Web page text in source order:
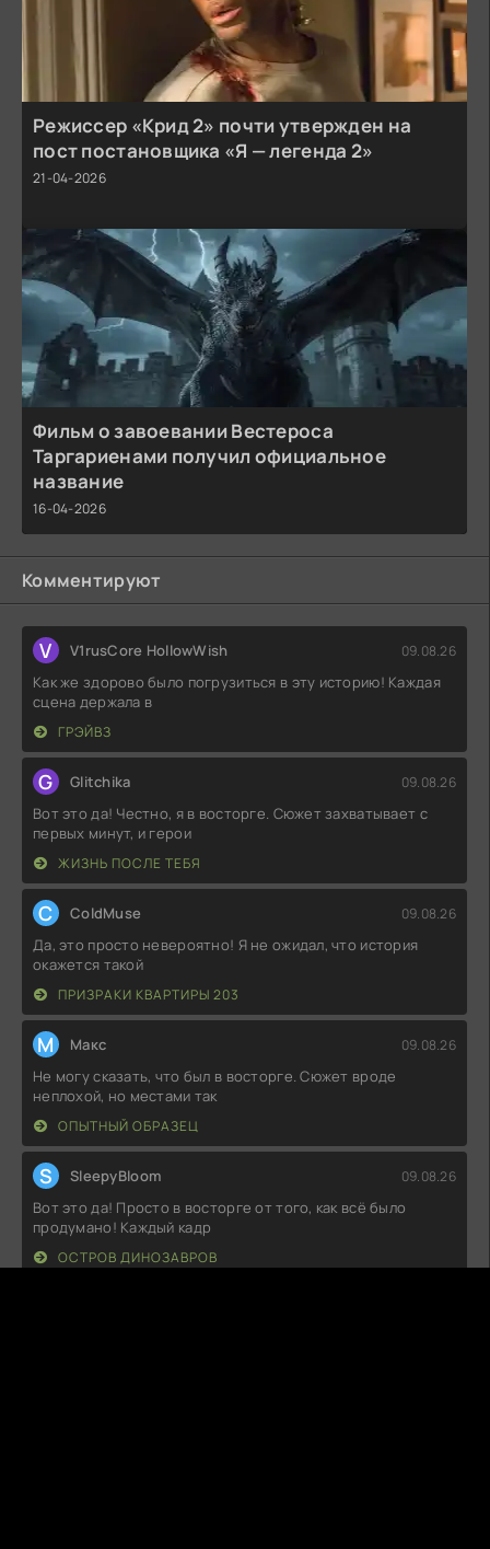
Режиссер «Крид 2» почти утвержден на
пост постановщика «Я — легенда 2»
21-04-2026
Фильм о завоевании Вестероса
Таргариенами получил официальное
название
16-04-2026
Комментируют
V V1rusCore HollowWish 09.08.26
Как же здорово было погрузиться в эту историю! Каждая
сцена держала в
ГРЭЙВЗ
G Glitchika 09.08.26
Вот это да! Честно, я в восторге. Сюжет захватывает с
первых минут, и герои
ЖИЗНЬ ПОСЛЕ ТЕБЯ
C ColdMuse 09.08.26
Да, это просто невероятно! Я не ожидал, что история
окажется такой
ПРИЗРАКИ КВАРТИРЫ 203
М Макс 09.08.26
Не могу сказать, что был в восторге. Сюжет вроде
неплохой, но местами так
ОПЫТНЫЙ ОБРАЗЕЦ
S SleepyBloom 09.08.26
Вот это да! Просто в восторге от того, как всё было
продумано! Каждый кадр
ОСТРОВ ДИНОЗАВРОВ